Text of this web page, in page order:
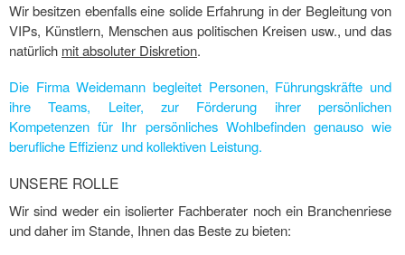
Wir besitzen ebenfalls eine solide Erfahrung in der Begleitung von
VIPs, Künstlern, Menschen aus politischen Kreisen usw., und das
natürlich mit absoluter Diskretion.
Die Firma Weidemann begleitet Personen, Führungskräfte und
ihre Teams, Leiter, zur Förderung ihrer persönlichen
Kompetenzen für Ihr persönliches Wohlbefinden genauso wie
berufliche Effizienz und kollektiven Leistung.
UNSERE ROLLE
Wir sind weder ein isolierter Fachberater noch ein Branchenriese
und daher im Stande, Ihnen das Beste zu bieten: